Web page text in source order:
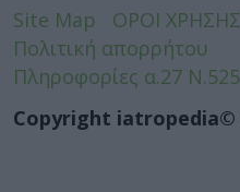
Site Map ΟΡΟΙ ΧΡΗΣΗΣ
Πολιτική απορρήτου
Πληροφορίες α.27
Copyright iatropedia©